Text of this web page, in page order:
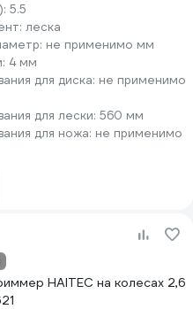
5.5
леска
не применимо мм
4 мм
для диска: не применимо
для лески: 560 мм
для ножа: не применимо
HAITEC на колесах 2,6